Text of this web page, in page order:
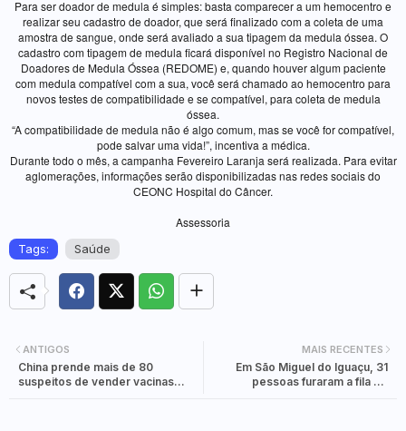
Para ser doador de medula é simples: basta comparecer a um hemocentro e
realizar seu cadastro de doador, que será finalizado com a coleta de uma
amostra de sangue, onde será avaliado a sua tipagem da medula óssea. O
cadastro com tipagem de medula ficará disponível no Registro Nacional de
Doadores de Medula Óssea (REDOME) e, quando houver algum paciente
com medula compatível com a sua, você será chamado ao hemocentro para
novos testes de compatibilidade e se compatível, para coleta de medula
óssea.
“A compatibilidade de medula não é algo comum, mas se você for compatível,
pode salvar uma vida!”, incentiva a médica.
Durante todo o mês, a campanha Fevereiro Laranja será realizada. Para evitar
aglomerações, informações serão disponibilizadas nas redes sociais do
CEONC Hospital do Câncer.
Assessoria
Tags: Saúde
MAIS RECENTES
Em São Miguel do Iguaçu, 31
pessoas furaram a fila de
ANTIGOS
China prende mais de 80
suspeitos de vender vacinas